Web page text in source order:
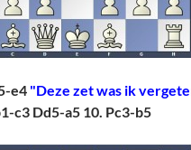
e4 "Deze zet was ik
c3 Dd5-a5 10. Pc3-b5